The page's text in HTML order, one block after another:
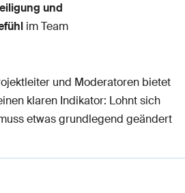
und
im Team
und Moderatoren bietet
klaren Indikator: Lohnt sich
etwas grundlegend geändert